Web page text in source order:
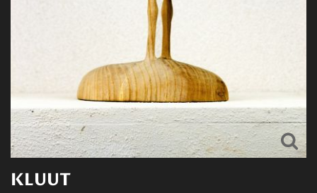
KLUUT